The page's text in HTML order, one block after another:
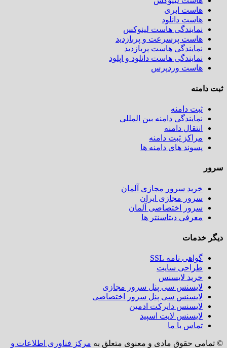
هاست ابری
هاست دانلود
نمایندگی هاست لینوکس
هاست پرسرعت و پربازدید
نمایندگی هاست پربازدید
نمایندگی هاست دانلود و اپلود
هاست وردپرس
ثبت دامنه
ثبت دامنه
نمایندگی دامنه بین المللی
انتقال دامنه
مراکز ثبت دامنه
پسوند های دامنه ها
سرور
خرید سرور مجازی آلمان
سرور مجازی ایران
سرور اختصاصی آلمان
معرفی دیتاسنتر ها
دیگر خدمات
گواهی نامه SSL
طراحی سایت
خرید لایسنس
لایسنس سی پنل سرور مجازی
لایسنس سی پنل سرور اختصاصی
لایسنس دایرکت ادمین
لایسنس لایت اسپید
تماس با ما
© تمامی حقوق مادی و معنوی متعلق به مرکز فناوری اطلاعات و